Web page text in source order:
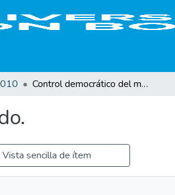
Control democrático del mercado.
Vista sencilla de ítem